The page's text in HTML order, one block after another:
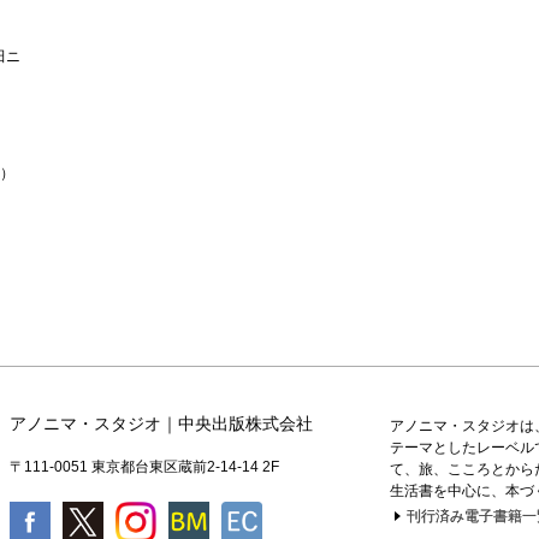
ニ
アノニマ・スタジオ｜中央出版株式会社
〒111-0051 東京都台東区蔵前2-14-14 2F
アノニマ・スタジオ
テーマとしたレーベ
て、旅、こころとか
生活書を中心に、本づ
刊行済み電子書籍